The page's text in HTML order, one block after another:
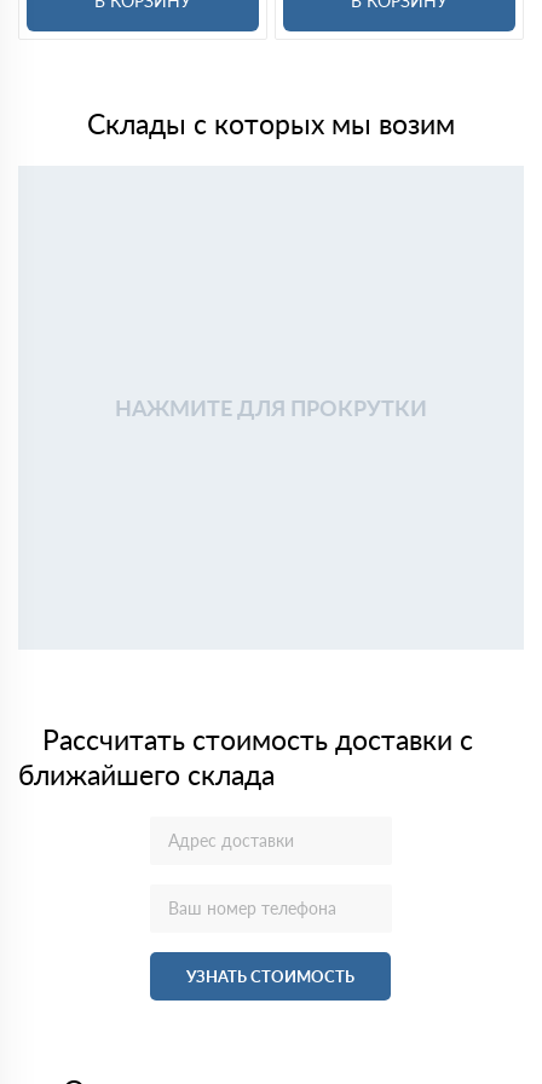
Склады с которых мы возим
НАЖМИТЕ ДЛЯ ПРОКРУТКИ
Рассчитать стоимость доставки с
ближайшего склада
УЗНАТЬ СТОИМОСТЬ